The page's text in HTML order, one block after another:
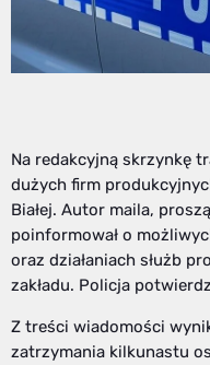
Na redakcyjną skrzynkę
dużych firm
Białej. Autor maila,
poinformował o
oraz działaniach służb
zakładu. Policja
Z treści wiadomości
zatrzymania kilkunastu